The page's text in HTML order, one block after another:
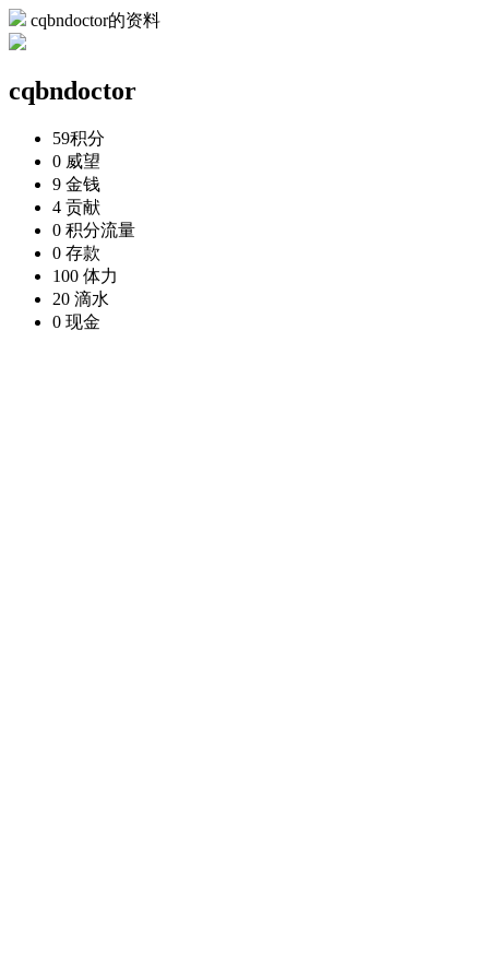
cqbndoctor的资料
cqbndoctor
59积分
0 威望
9 金钱
4 贡献
0 积分流量
0 存款
100 体力
20 滴水
0 现金